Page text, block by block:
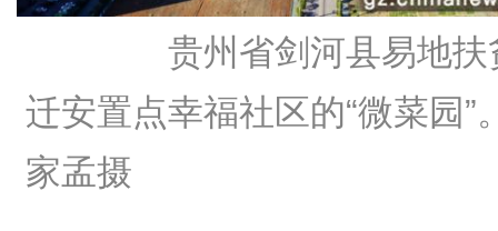
贵州省剑河县易地扶
迁安置点幸福社区的“微菜园”
家孟摄